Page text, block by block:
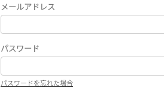
メールアドレス
パスワード
パスワードを忘れた場合